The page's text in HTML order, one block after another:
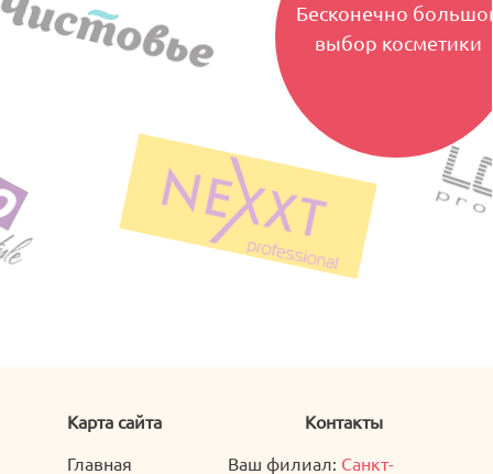
Бесконечно
выбор косметики
Карта сайта
Главная
Контакты
Ваш филиал: Санкт-